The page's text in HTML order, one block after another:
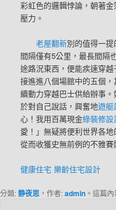
彩虹色的邏輯悖論，朝著
壓力。
老屋翻新別的值得一
間隔僅有5公里，最長間隔
途路況東西，便能疾速穿
接進進八個場館中的五個
續動力穿越巴士供給辦事
於對自己說話，興奮地遊艇
心！我用百萬現金綠裝修設
愛！」無疑將便利世界各
從而收獲史無前例的不雅賽
健康住宅 樂齡住宅設計
分類:静夜思 ，作者:admin 。這篇